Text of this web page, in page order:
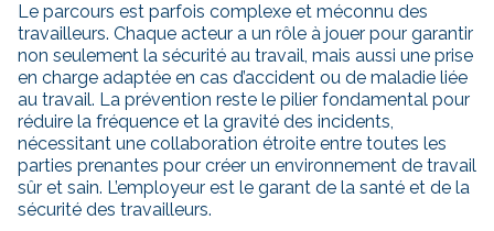
Le parcours est parfois complexe et méconnu des
travailleurs. Chaque acteur a un rôle à jouer pour garantir
non seulement la sécurité au travail, mais aussi une prise
en charge adaptée en cas d’accident ou de maladie liée
au travail. La prévention reste le pilier fondamental pour
réduire la fréquence et la gravité des incidents,
nécessitant une collaboration étroite entre toutes les
parties prenantes pour créer un environnement de travail
sûr et sain. L’employeur est le garant de la santé et de la
sécurité des travailleurs.